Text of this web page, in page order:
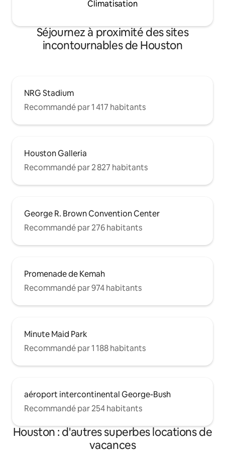
Climatisation
Séjournez à proximité des sites
incontournables de Houston
NRG Stadium
Recommandé par 1 417 habitants
Houston Galleria
Recommandé par 2 827 habitants
George R. Brown Convention Center
Recommandé par 276 habitants
Promenade de Kemah
Recommandé par 974 habitants
Minute Maid Park
Recommandé par 1 188 habitants
aéroport intercontinental George-Bush
Recommandé par 254 habitants
Houston : d'autres superbes locations de
vacances